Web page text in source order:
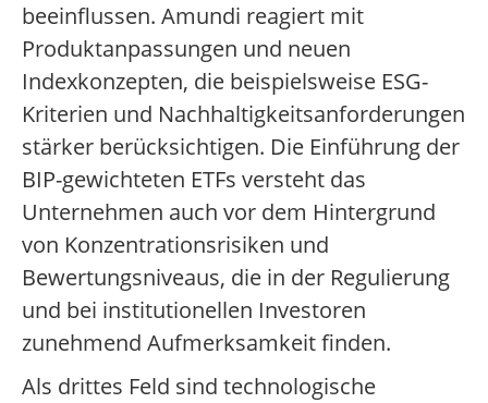
beeinflussen. Amundi reagiert mit
Produktanpassungen und neuen
Indexkonzepten, die beispielsweise ESG-
Kriterien und Nachhaltigkeitsanforderungen
stärker berücksichtigen. Die Einführung der
BIP-gewichteten ETFs versteht das
Unternehmen auch vor dem Hintergrund
von Konzentrationsrisiken und
Bewertungsniveaus, die in der Regulierung
und bei institutionellen Investoren
zunehmend Aufmerksamkeit finden.
Als drittes Feld sind technologische